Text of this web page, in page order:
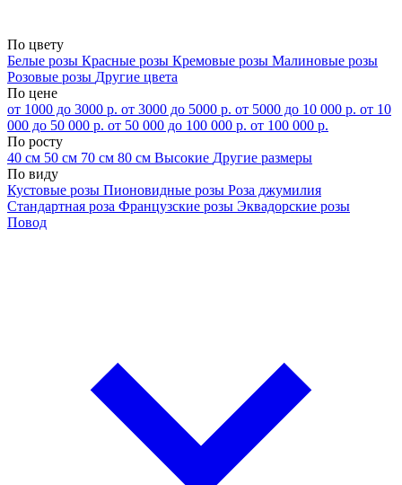
По цвету
Белые розы Красные розы Кремовые розы Малиновые розы
Розовые розы Другие цвета
По цене
от 1000 до 3000 р. от 3000 до 5000 р. от 5000 до 10 000 р. от 10
000 до 50 000 р. от 50 000 до 100 000 р. от 100 000 р.
По росту
40 см 50 см 70 см 80 см Высокие Другие размеры
По виду
Кустовые розы Пионовидные розы Роза джумилия
Стандартная роза Французские розы Эквадорские розы
Повод